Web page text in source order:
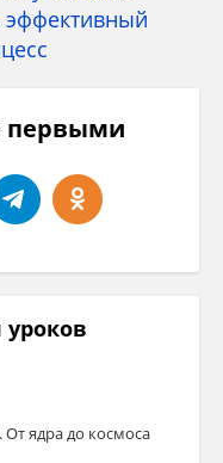
первыми
ядра до космоса